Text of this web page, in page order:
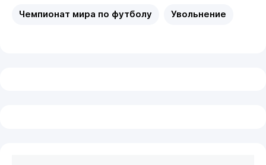
Чемпионат мира по футболу Увольнение